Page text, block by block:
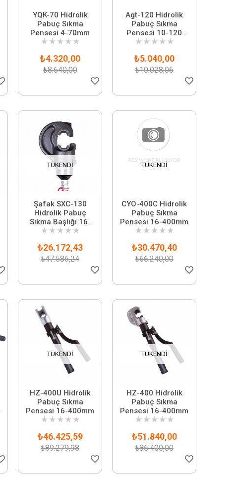
YQK-70 Hidrolik
Pabuç Sıkma
Pensesi 4-70mm
★ ★ ★ ★ ★
₺4.320,00
₺8.640,00
Agt-120 Hidrolik
Pabuç Sıkma
Pensesi 10-120
mm
★ ★ ★ ★ ★
₺5.040,00
₺10.028,06
TÜKENDI
Şafak SXC-130
Hidrolik Pabuç
Sıkma Başlığı 16-
300 mm² Kablo
★ ★ ★ ★ ★
₺26.172,43
₺47.586,24
TÜKENDI
CYO-400C Hidrolik
Pabuç Sıkma
Pensesi 16-400mm
★ ★ ★ ★ ★
₺30.470,40
₺66.240,00
TÜKENDI
HZ-400U Hidrolik
Pabuç Sıkma
Pensesi 16-400mm
★ ★ ★ ★ ★
₺46.425,59
₺89.279,98
TÜKENDI
HZ-400 Hidrolik
Pabuç Sıkma
Pensesi 16-400mm
★ ★ ★ ★ ★
₺51.840,00
₺86.400,00